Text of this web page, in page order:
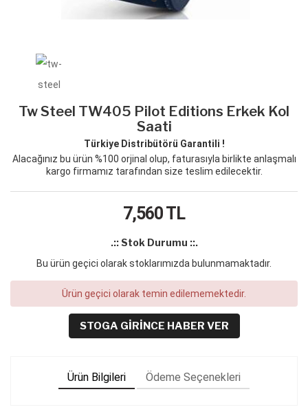
Tw Steel TW405 Pilot Editions Erkek Kol
Saati
Türkiye Distribütörü Garantili !
Alacağınız bu ürün %100 orjinal olup, faturasıyla birlikte anlaşmalı
kargo firmamız tarafından size teslim edilecektir.
7,560TL
.:: Stok Durumu ::.
Bu ürün geçici olarak stoklarımızda bulunmamaktadır.
Ürün geçici olarak temin edilememektedir.
STOGA GIRINCE HABER VER
Ürün Bilgileri Ödeme Seçenekleri